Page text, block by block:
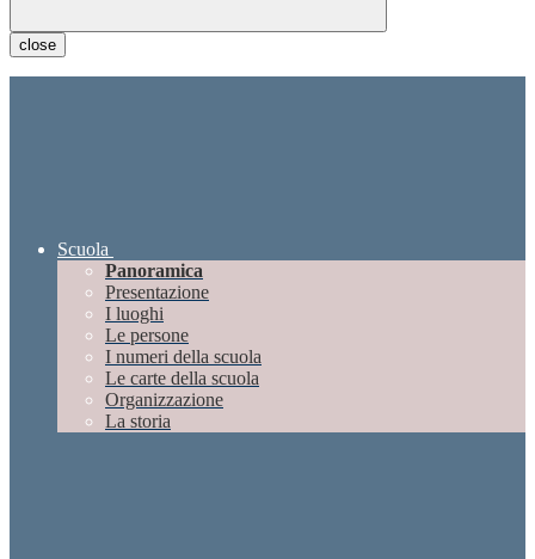
close
Scuola
Panoramica
Presentazione
I luoghi
Le persone
I numeri della scuola
Le carte della scuola
Organizzazione
La storia